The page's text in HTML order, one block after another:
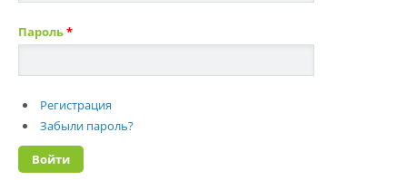
Пароль*
Регистрация
Забыли пароль?